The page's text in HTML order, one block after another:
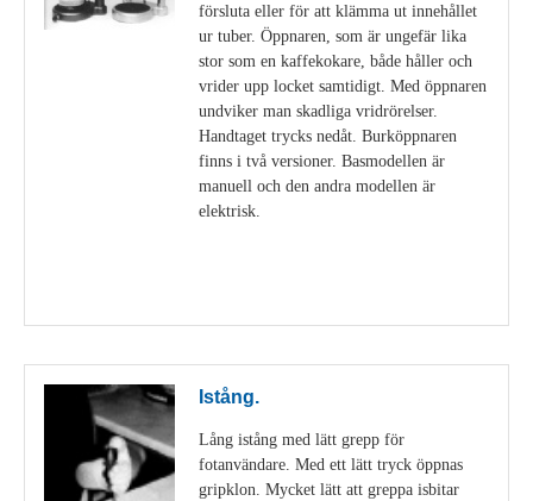
försluta eller för att klämma ut innehållet
ur tuber. Öppnaren, som är ungefär lika
stor som en kaffekokare, både håller och
vrider upp locket samtidigt. Med öppnaren
undviker man skadliga vridrörelser.
Handtaget trycks nedåt. Burköppnaren
finns i två versioner. Basmodellen är
manuell och den andra modellen är
elektrisk.
Istång.
Lång istång med lätt grepp för
fotanvändare. Med ett lätt tryck öppnas
gripklon. Mycket lätt att greppa isbitar